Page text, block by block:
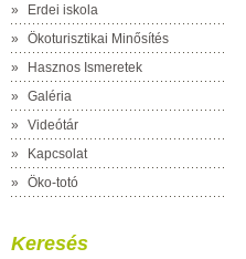
»
Erdei iskola
»
Ökoturisztikai Minősítés
»
Hasznos Ismeretek
»
Galéria
»
Videótár
»
Kapcsolat
»
Öko-totó
Keresés